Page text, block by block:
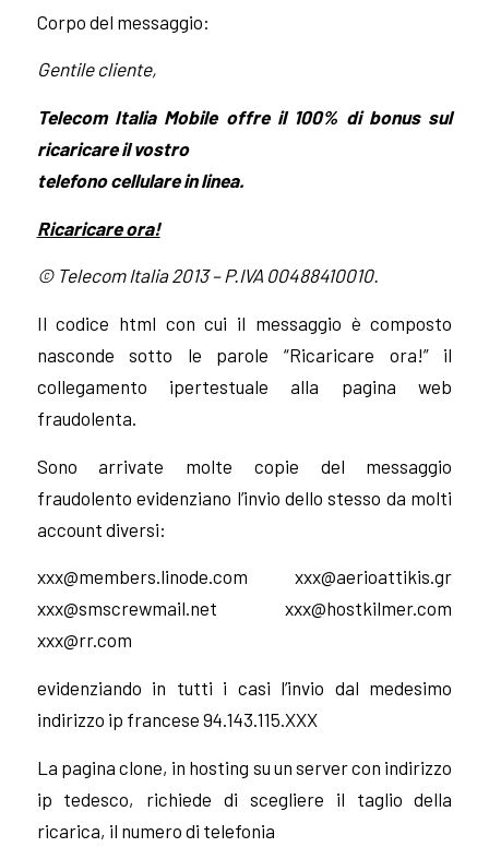
Corpo del messaggio:
Gentile cliente,
Telecom Italia Mobile offre il 100% di bonus sul
ricaricare il vostro
telefono cellulare in linea.
Ricaricare ora!
© Telecom Italia 2013 – P.IVA 00488410010.
Il codice html con cui il messaggio è composto
nasconde sotto le parole “Ricaricare ora!” il
collegamento ipertestuale alla pagina web
fraudolenta.
Sono arrivate molte copie del messaggio
fraudolento evidenziano l’invio dello stesso da molti
account diversi:
xxx@members.linode.com
xxx@aerioattikis.gr
xxx@smscrewmail.net
xxx@hostkilmer.com
xxx@rr.com
evidenziando in tutti i casi l’invio dal medesimo
indirizzo ip francese 94.143.115.XXX
La pagina clone, in hosting su un server con indirizzo
ip tedesco, richiede di scegliere il taglio della
ricarica, il numero di telefonia